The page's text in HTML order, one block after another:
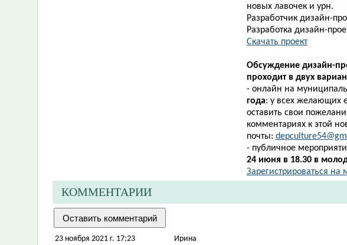
новых лавочек и урн.
Разработчик дизайн-
Разработка дизайн-
Скачать проект​
Обсуждение дизайн-
проходит в двух
- онлайн на
года: у всех желающих
оставить свои
комментариях к этой
почты:
- публичное
24 июня в 18.30 в
Зарегистрироваться на
КОММЕНТАРИИ
23 ноября 2021 г. 17:23
Ирина